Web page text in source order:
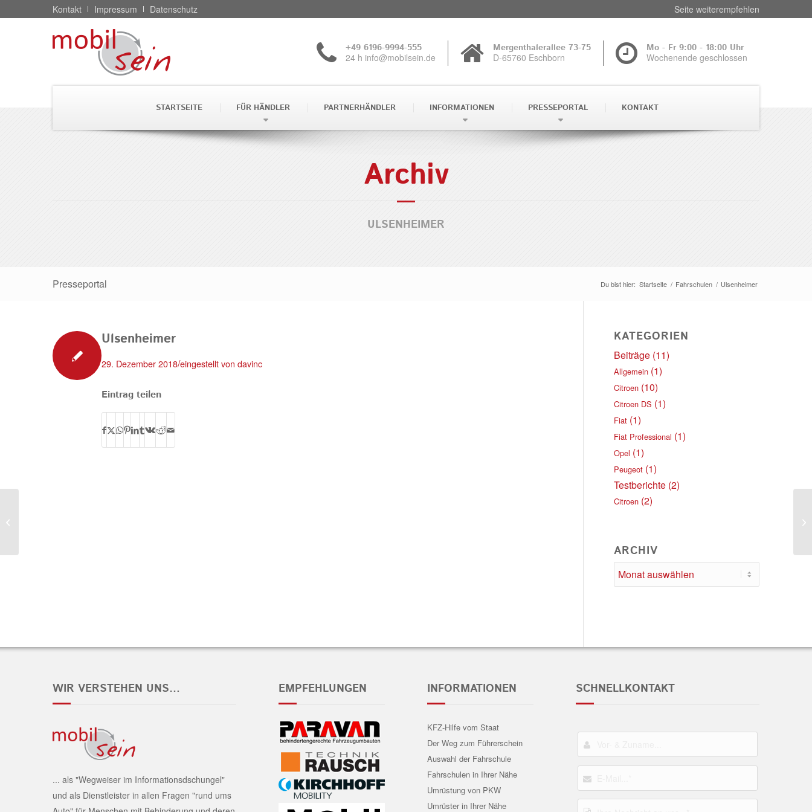
Kontakt Impressum Datenschutz Seite weiterempfehlen
+49 6196-9994-555
24 h info@mobilsein.de
Mergenthalerallee 73-75
D-65760 Eschborn
Mo - Fr 9:00 - 18:00 Uhr
Wochenende geschlossen
STARTSEITE FÜR HÄNDLER PARTNERHÄNDLER INFORMATIONEN PRESSEPORTAL KONTAKT
Archiv
ULSENHEIMER
Presseportal Du bist hier: Startseite / Fahrschulen / Ulsenheimer
Ulsenheimer
29. Dezember 2018/eingestellt von davinc
Eintrag teilen
KATEGORIEN
Beiträge(11)
Allgemein(1)
Citroen(10)
Citroen DS (1)
Fiat(1)
Fiat Professional (1)
Opel (1)
Peugeot(1)
Testberichte(2)
Citroen(2)
ARCHIV
WIR VERSTEHEN UNS…
... als "Wegweiser im Informationsdschungel"
und als Dienstleister in allen Fragen "rund ums
EMPFEHLUNGEN INFORMATIONEN
KFZ-Hilfe vom Staat
Der Weg zum Führerschein
Auswahl der Fahrschule
Fahrschulen in Ihrer Nähe
Umrüstung von PKW
Umrüster in Ihrer Nähe
SCHNELLKONTAKT